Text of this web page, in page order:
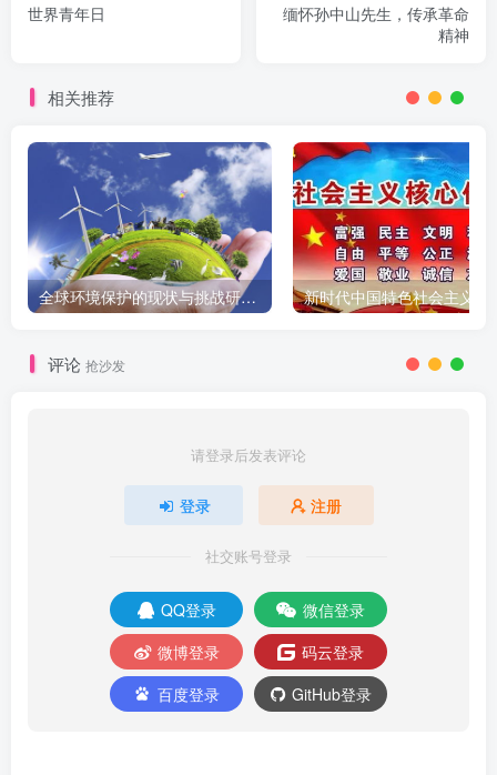
世界青年日
缅怀孙中山先生，传承革命
精神
相关推荐
全球环境保护的现状与挑战研究报告 新时代中国特色社会主义
评论 抢沙发
请登录后发表评论
登录 注册
社交账号登录
QQ登录
微信登录
微博登录
码云登录
百度登录
GitHub登录